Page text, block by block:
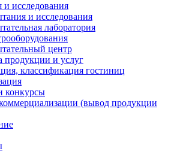
исследования
и исследования
лаборатория
центр
продукции и услуг
классификация гостиниц
конкурсы
(вывод продукции